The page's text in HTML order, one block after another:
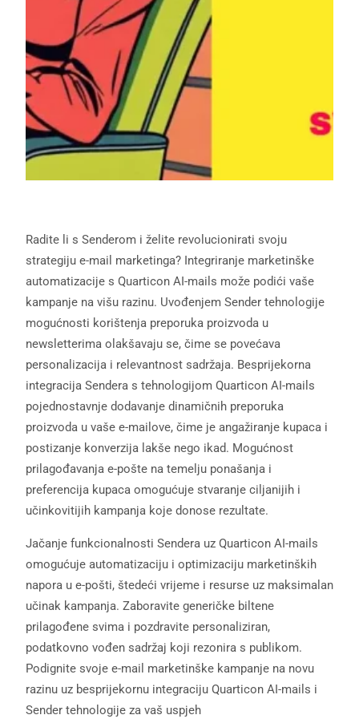
Radite li s Senderom i želite revolucionirati svoju
strategiju e-mail marketinga? Integriranje marketinške
automatizacije s Quarticon AI-mails može podići vaše
kampanje na višu razinu. Uvođenjem Sender tehnologije
mogućnosti korištenja preporuka proizvoda u
newsletterima olakšavaju se, čime se povećava
personalizacija i relevantnost sadržaja. Besprijekorna
integracija Sendera s tehnologijom Quarticon AI-mails
pojednostavnje dodavanje dinamičnih preporuka
proizvoda u vaše e-mailove, čime je angažiranje kupaca i
postizanje konverzija lakše nego ikad. Mogućnost
prilagođavanja e-pošte na temelju ponašanja i
preferencija kupaca omogućuje stvaranje ciljanijih i
učinkovitijih kampanja koje donose rezultate.
Jačanje funkcionalnosti Sendera uz Quarticon AI-mails
omogućuje automatizaciju i optimizaciju marketinških
napora u e-pošti, štedeći vrijeme i resurse uz maksimalan
učinak kampanja. Zaboravite generičke biltene
prilagođene svima i pozdravite personaliziran,
podatkovno vođen sadržaj koji rezonira s publikom.
Podignite svoje e-mail marketinške kampanje na novu
razinu uz besprijekornu integraciju Quarticon AI-mails i
Sender tehnologije za vaš uspjeh